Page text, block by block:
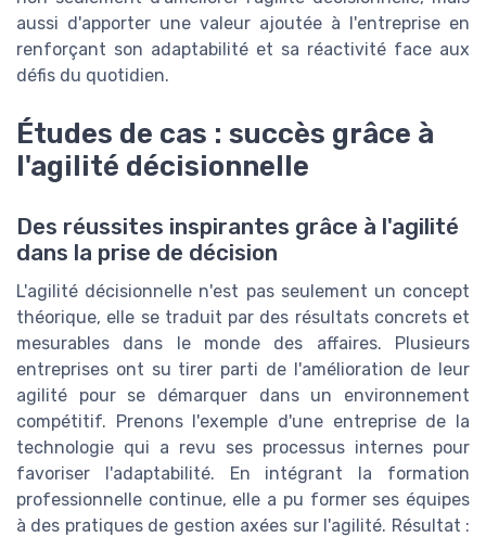
aussi d'apporter une valeur ajoutée à l'entreprise en
renforçant son adaptabilité et sa réactivité face aux
défis du quotidien.
Études de cas : succès grâce à
l'agilité décisionnelle
Des réussites inspirantes grâce à l'agilité
dans la prise de décision
L'agilité décisionnelle n'est pas seulement un concept
théorique, elle se traduit par des résultats concrets et
mesurables dans le monde des affaires. Plusieurs
entreprises ont su tirer parti de l'amélioration de leur
agilité pour se démarquer dans un environnement
compétitif. Prenons l'exemple d'une entreprise de la
technologie qui a revu ses processus internes pour
favoriser l'adaptabilité. En intégrant la formation
professionnelle continue, elle a pu former ses équipes
à des pratiques de gestion axées sur l'agilité. Résultat :